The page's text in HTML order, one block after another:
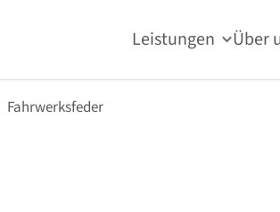
Leistungen Über
Fahrwerksfeder